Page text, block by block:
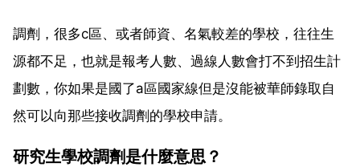
調劑，很多c區、或者師資、名氣較差的學校，往往生
源都不足，也就是報考人數、過線人數會打不到招生計
劃數，你如果是國了a區國家線但是沒能被華師錄取自
然可以向那些接收調劑的學校申請。
研究生學校調劑是什麼意思？